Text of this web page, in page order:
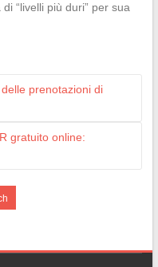
“livelli più duri” per sua
prenotazioni di
gratuito online: